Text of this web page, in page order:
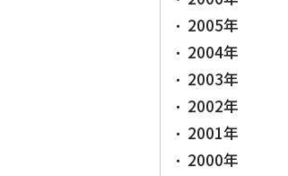
2005年
2004年
2003年
2002年
2001年
2000年